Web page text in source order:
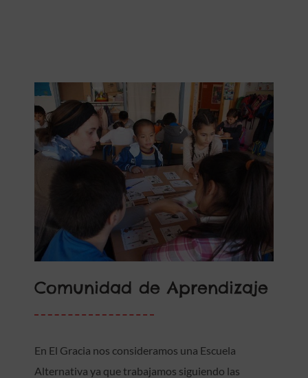
Comunidad de Aprendizaje
En El Gracia nos consideramos una Escuela
Alternativa ya que trabajamos siguiendo las